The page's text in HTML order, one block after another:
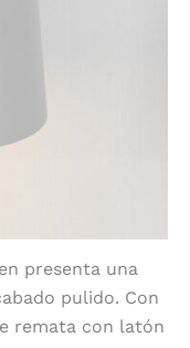
presenta una
pulido. Con
remata con latón